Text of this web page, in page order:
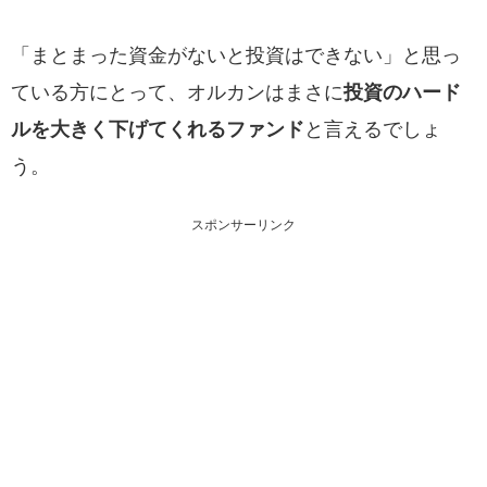
「まとまった資金がないと投資はできない」と思っ
ている方にとって、オルカンはまさに投資のハード
ルを大きく下げてくれるファンド と言えるでしょ
う。
スポンサーリンク